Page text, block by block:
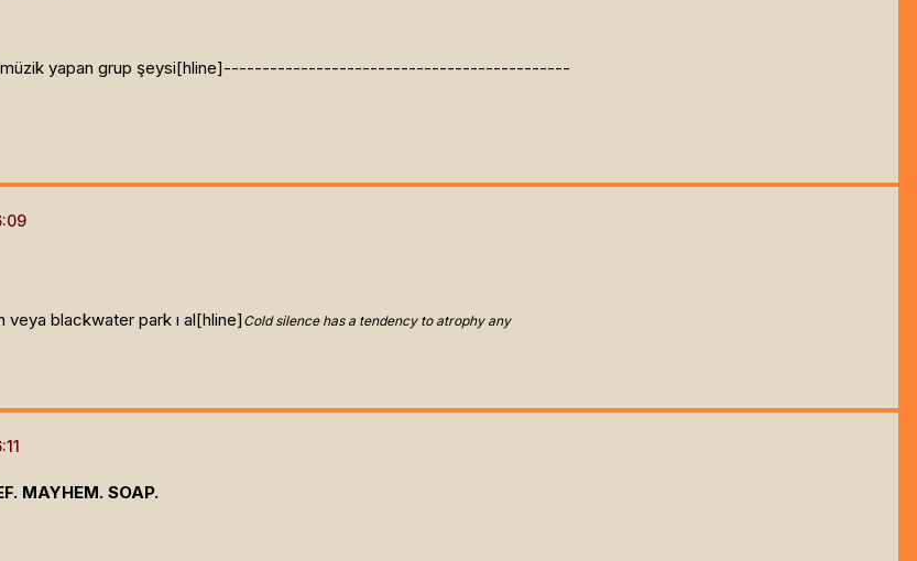
yapan grup şeysi[hline]---------------------------------------------
blackwater park ı al[hline] Cold silence has a tendency to atrophy any
MAYHEM. SOAP.